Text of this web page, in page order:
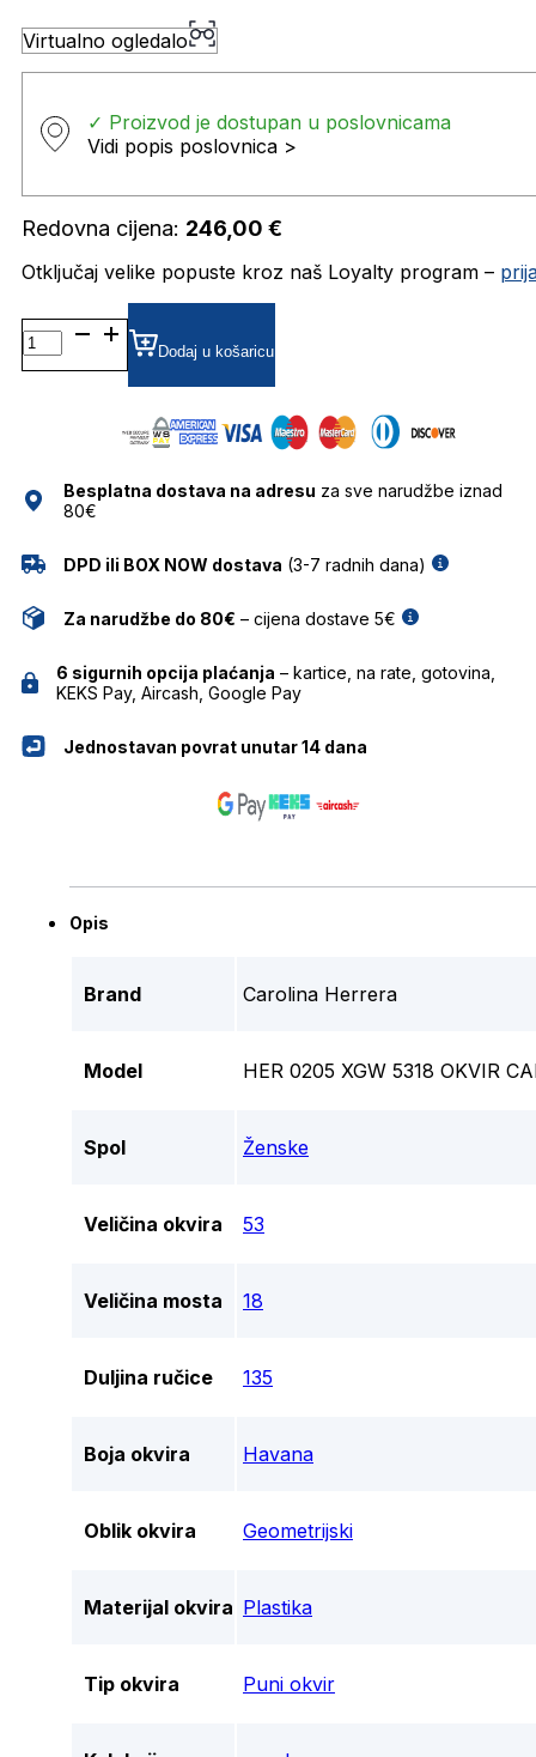
Virtualno ogledalo
✓ Proizvod je dostupan u poslovnicama
Vidi popis poslovnica >
Redovna cijena: 246,00 €
Otključaj velike popuste kroz naš Loyalty program –
HER0205 DIOPTRIJSKI
OKVIRI
CAROLINA
Dodaj u košaricu
Besplatna dostava na adresu za sve narudžbe iznad
80€
DPD ili BOX NOW dostava (3-7 radnih dana)
Za narudžbe do 80€ – cijena dostave 5€
6 sigurnih opcija plaćanja – kartice, na rate, gotovina,
KEKS Pay, Aircash, Google Pay
Jednostavan povrat unutar 14 dana
Opis
Brand Carolina Herrera
Model HER 0205 XGW 5318 OKVIR
Spol Ženske
Veličina okvira 53
Veličina mosta 18
Duljina ručice 135
Boja okvira Havana
Oblik okvira Geometrijski
Materijal okvira Plastika
Tip okvira Puni okvir